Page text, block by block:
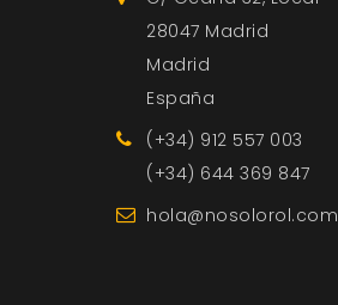
28047 Madrid
Madrid
España
(+34) 912 557 003
(+34) 644 369 847
hola@nosolorol.com